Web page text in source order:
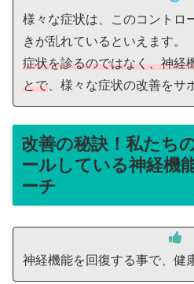
様々な症状は、このコントロ
きが乱れているといえます。
症状を診るのではなく、神経
とで 、様々な症状の改善をサ
改善の秘訣！私たち
ールしている神経機
ーチ
神経機能を回復する事で、健